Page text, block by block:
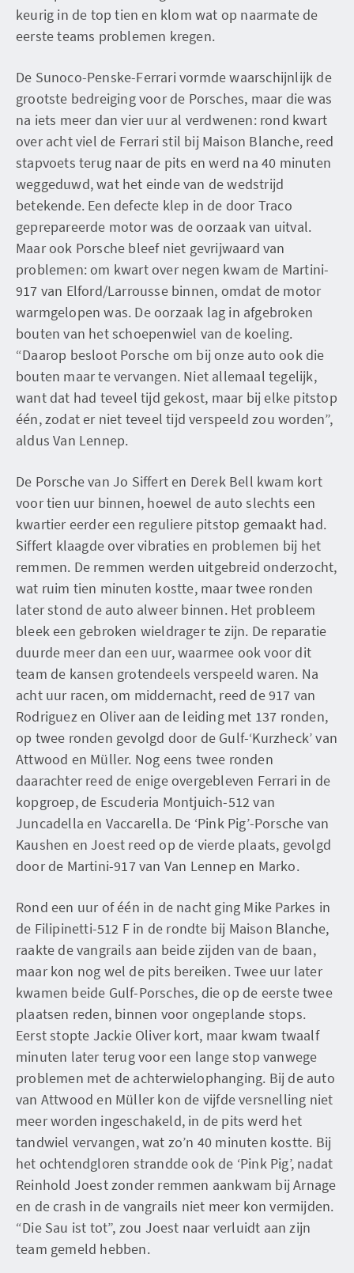
keurig in de top tien en klom wat op naarmate de
eerste teams problemen kregen.
De Sunoco-Penske-Ferrari vormde waarschijnlijk de
grootste bedreiging voor de Porsches, maar die was
na iets meer dan vier uur al verdwenen: rond kwart
over acht viel de Ferrari stil bij Maison Blanche, reed
stapvoets terug naar de pits en werd na 40 minuten
weggeduwd, wat het einde van de wedstrijd
betekende. Een defecte klep in de door Traco
geprepareerde motor was de oorzaak van uitval.
Maar ook Porsche bleef niet gevrijwaard van
problemen: om kwart over negen kwam de Martini-
917 van Elford/Larrousse binnen, omdat de motor
warmgelopen was. De oorzaak lag in afgebroken
bouten van het schoepenwiel van de koeling.
“Daarop besloot Porsche om bij onze auto ook die
bouten maar te vervangen. Niet allemaal tegelijk,
want dat had teveel tijd gekost, maar bij elke pitstop
één, zodat er niet teveel tijd verspeeld zou worden”,
aldus Van Lennep.
De Porsche van Jo Siffert en Derek Bell kwam kort
voor tien uur binnen, hoewel de auto slechts een
kwartier eerder een reguliere pitstop gemaakt had.
Siffert klaagde over vibraties en problemen bij het
remmen. De remmen werden uitgebreid onderzocht,
wat ruim tien minuten kostte, maar twee ronden
later stond de auto alweer binnen. Het probleem
bleek een gebroken wieldrager te zijn. De reparatie
duurde meer dan een uur, waarmee ook voor dit
team de kansen grotendeels verspeeld waren. Na
acht uur racen, om middernacht, reed de 917 van
Rodriguez en Oliver aan de leiding met 137 ronden,
op twee ronden gevolgd door de Gulf-‘Kurzheck’ van
Attwood en Müller. Nog eens twee ronden
daarachter reed de enige overgebleven Ferrari in de
kopgroep, de Escuderia Montjuich-512 van
Juncadella en Vaccarella. De ‘Pink Pig’-Porsche van
Kaushen en Joest reed op de vierde plaats, gevolgd
door de Martini-917 van Van Lennep en Marko.
Rond een uur of één in de nacht ging Mike Parkes in
de Filipinetti-512 F in de rondte bij Maison Blanche,
raakte de vangrails aan beide zijden van de baan,
maar kon nog wel de pits bereiken. Twee uur later
kwamen beide Gulf-Porsches, die op de eerste twee
plaatsen reden, binnen voor ongeplande stops.
Eerst stopte Jackie Oliver kort, maar kwam twaalf
minuten later terug voor een lange stop vanwege
problemen met de achterwielophanging. Bij de auto
van Attwood en Müller kon de vijfde versnelling niet
meer worden ingeschakeld, in de pits werd het
tandwiel vervangen, wat zo’n 40 minuten kostte. Bij
het ochtendgloren strandde ook de ‘Pink Pig’, nadat
Reinhold Joest zonder remmen aankwam bij Arnage
en de crash in de vangrails niet meer kon vermijden.
“Die Sau ist tot”, zou Joest naar verluidt aan zijn
team gemeld hebben.